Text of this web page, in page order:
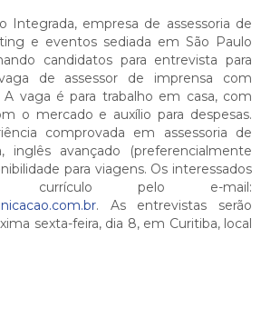
Integrada, empresa de assessoria de
e eventos sediada em São Paulo
candidatos para entrevista para
de assessor de imprensa com
A vaga é para trabalho em casa, com
o mercado e auxílio para despesas.
comprovada em assessoria de
inglês avançado (preferencialmente
para viagens. Os interessados
currículo pelo e-mail:
. As entrevistas serão
sexta-feira, dia 8, em Curitiba, local